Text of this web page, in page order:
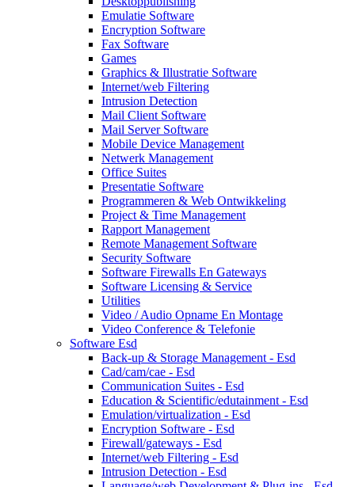
Emulatie Software
Encryption Software
Fax Software
Games
Graphics & Illustratie Software
Internet/web Filtering
Intrusion Detection
Mail Client Software
Mail Server Software
Mobile Device Management
Netwerk Management
Office Suites
Presentatie Software
Programmeren & Web Ontwikkeling
Project & Time Management
Rapport Management
Remote Management Software
Security Software
Software Firewalls En Gateways
Software Licensing & Service
Utilities
Video / Audio Opname En Montage
Video Conference & Telefonie
Software Esd
Back-up & Storage Management - Esd
Cad/cam/cae - Esd
Communication Suites - Esd
Education & Scientific/edutainment - Esd
Emulation/virtualization - Esd
Encryption Software - Esd
Firewall/gateways - Esd
Internet/web Filtering - Esd
Intrusion Detection - Esd